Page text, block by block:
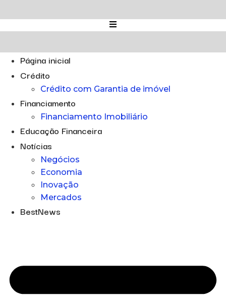
para
o
Página inicial
Crédito
Crédito com Garantia de imóvel
Financiamento
Financiamento Imobiliário
Educação Financeira
Notícias
Negócios
Economia
Inovação
Mercados
BestNews